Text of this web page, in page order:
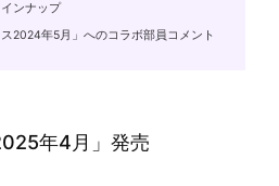
ンナップ
2024年5月」へのコラボ部員コメント
年4月」発売